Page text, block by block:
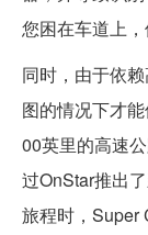
您困在车道上，
同时，由于依
图的情况下才
00英里的高速
过OnStar推出
旅程时，Super